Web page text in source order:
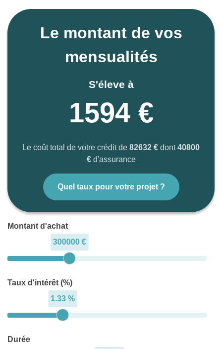
Le montant de vos
mensualités
S'éleve à
1594 €
Le coût total de votre crédit de 82632 € dont40800
€d'assurance
Quel taux pour votre projet ?
Montant d'achat
300000 €
Taux d'intérêt (%)
1.33 %
Durée